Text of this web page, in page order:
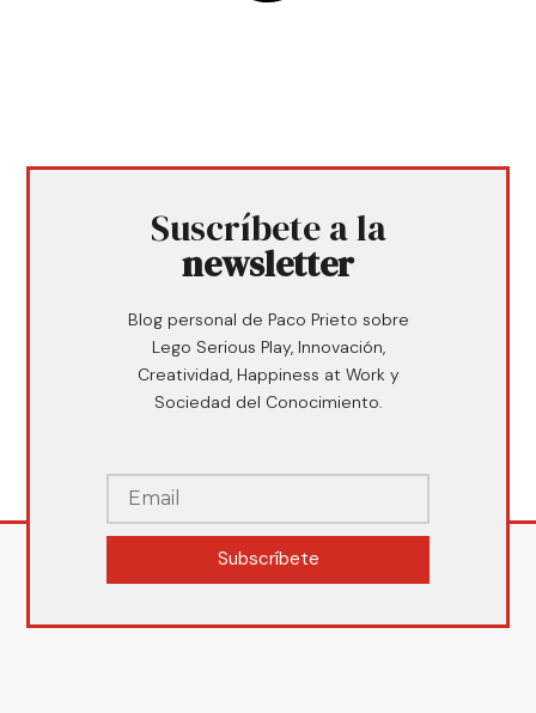
Suscríbete a la
newsletter
Blog personal de Paco Prieto sobre
Lego Serious Play, Innovación,
Creatividad, Happiness at Work y
Sociedad del Conocimiento.
Subscríbete